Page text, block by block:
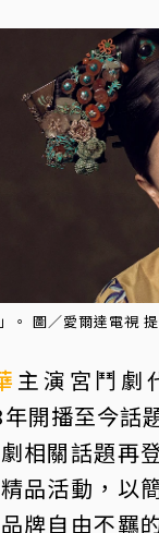
。 圖／愛爾達電視
主演宮鬥劇
開播至今話
相關話題再
品活動，以
牌自由不羈